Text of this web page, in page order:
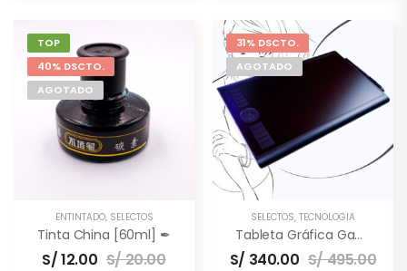
TOP
40% DSCTO.
AGOTADO
ENTINTADO, SELECTOS
Tinta China [60ml] ✒
S/12.00 S/20.00
31% DSCTO.
AGOTADO
SELECTOS, TECNOLOGÍA
Tableta Gráfica Gaomon M10K PRO [10×6.5″] –
S/ 340.00 S/495.00